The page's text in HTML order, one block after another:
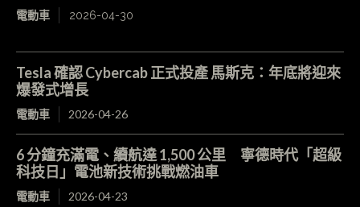
電動車 2026-04-30
Tesla 確認 Cybercab 正式投產 馬斯克：年底將迎來
爆發式增長
電動車 2026-04-26
6 分鐘充滿電、續航達 1,500 公里 寧德時代「超級
科技日」電池新技術挑戰燃油車
電動車 2026-04-23